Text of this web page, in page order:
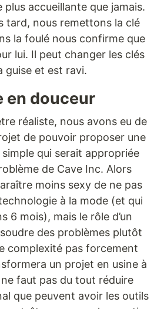
plus accueillante que jamais.
tard, nous remettons la clé
la foulé nous confirme que
lui. Il peut changer les clés
guise et est ravi.
en douceur
réaliste, nous avons eu de
de pouvoir proposer une
qui serait appropriée
de Cave Inc. Alors
moins sexy de ne pas
à la mode (et qui
6 mois), mais le rôle d’un
des problèmes plutôt
complexité pas forcement
un projet en usine à
faut pas du tout réduire
que peuvent avoir les outils